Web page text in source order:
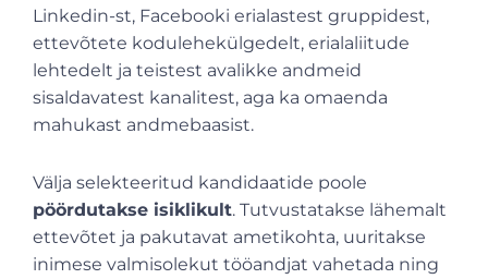
Linkedin-st, Facebooki erialastest gruppidest,
ettevõtete kodulehekülgedelt, erialaliitude
lehtedelt ja teistest avalikke andmeid
sisaldavatest kanalitest, aga ka omaenda
mahukast andmebaasist.
Välja selekteeritud kandidaatide poole
pöördutakse isiklikult. Tutvustatakse lähemalt
ettevõtet ja pakutavat ametikohta, uuritakse
inimese valmisolekut tööandjat vahetada ning